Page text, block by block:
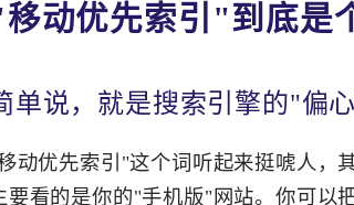
动优先索引"到底是
单说，就是搜索引擎的"偏
动优先索引"这个词听起来挺唬人，
要看的是你的"手机版"网站。你可以